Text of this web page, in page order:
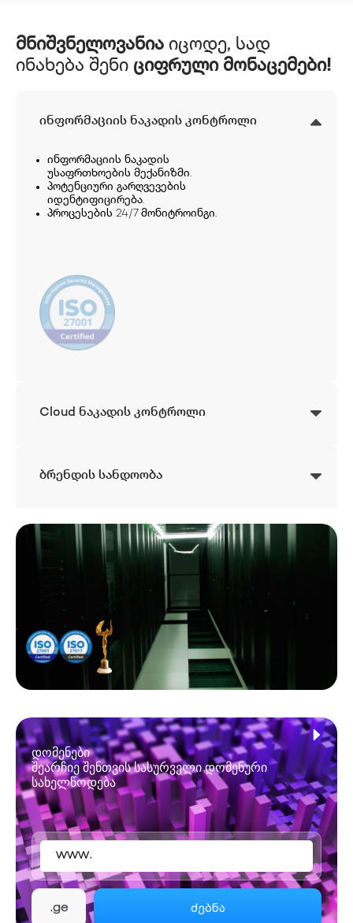
მნიშვნელოვანია იცოდე, სად
ინახება შენი ციფრული მონაცემები!
ინფორმაციის ნაკადის კონტროლი
ინფორმაციის ნაკადის
უსაფრთხოების მექანიზმი.
პოტენციური გარღვევების
იდენტიფიცირება.
პროცესების 24/7 მონიტროინგი.
Cloud ნაკადის კონტროლი
ბრენდის სანდოობა
დომენები
შეარჩიე შენთვის სასურველი დომენური
სახელწოდება
www.
.ge ძებნა